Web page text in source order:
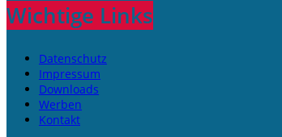
Wichtige Links
Datenschutz
Impressum
Downloads
Werben
Kontakt